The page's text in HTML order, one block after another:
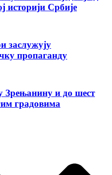
историји Србије
заслужују
пропаганду
и до шест
градовима